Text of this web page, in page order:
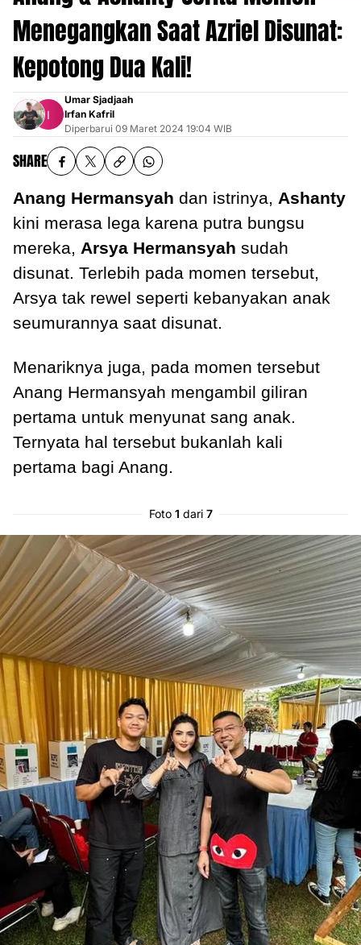
Menegangkan Saat Azriel Disunat:
Kepotong Dua Kali!
Umar Sjadjaah
Irfan Kafril
Diperbarui 09 Maret 2024 19:04 WIB
SHARE
Anang Hermansyah dan istrinya, Ashanty
kini merasa lega karena putra bungsu
mereka, Arsya Hermansyah sudah
disunat. Terlebih pada momen tersebut,
Arsya tak rewel seperti kebanyakan anak
seumurannya saat disunat.
Menariknya juga, pada momen tersebut
Anang Hermansyah mengambil giliran
pertama untuk menyunat sang anak.
Ternyata hal tersebut bukanlah kali
pertama bagi Anang.
Foto 1 dari 7